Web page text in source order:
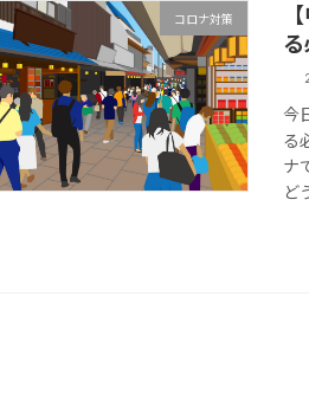
コロナ対策
今
る
ナ
ど